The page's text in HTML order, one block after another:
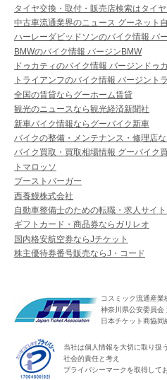
タイヤ交換・取付・販売店検索はタイヤ
中古車流通業界のニュース グーネット
ハーレーダビッドソンのバイク情報 バ
BMWのバイク情報 バージンBMW
ドゥカティのバイク情報 バージンドゥ
トライアンフのバイク情報 バージント
全国の賃貸ならグーホーム賃貸
観光のニュースなら観光経済新聞社
新車バイク情報ならグーバイク新車
バイクの整備・メンテナンス・修理店
バイク買取・買取相場情報 グーバイク
トマロッソ
ブーストバーガー
西養鰻株式会社
自動車整備士のための転職・求人サイ
ギフトカード・商品券ならガリレオ
国内格安航空券ならJチケット
株主優待券番号販売ならJ・コード
コスミック流通産業
神奈川県公安委員
日本チケット商協同
当社は個人情報を大切に取り扱
社会的責任と考え
プライバシーマークを取得して